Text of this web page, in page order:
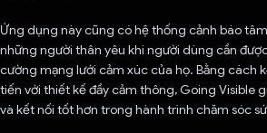
Ứng dụng này cũng có hệ thống cảnh báo
những người thân yêu khi người dùng cần
cường mạng lưới cảm xúc của họ. Bằng cách
tiến với thiết kế đầy cảm thông, Going Visible
và kết nối tốt hơn trong hành trình chăm sóc